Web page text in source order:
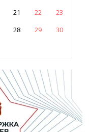
21 22
23
28 29
30